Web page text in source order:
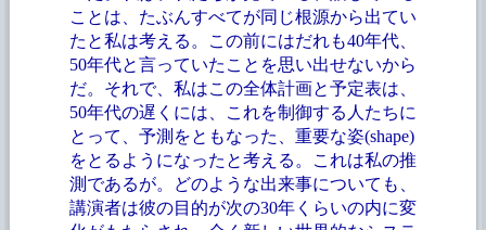
ことは、たぶんすべてが同じ根源から出てい
たと私は考える。この前にはだれも40年代、
50年代と言っていたことを思い出せないから
だ。それで、私はこの全体計画と予定表は、
50年代の遅くには、これを制御する人たちに
とって、予測をともなった、重要な姿(shape)
をとるようになったと考える。これは私の推
測であるが。どのような出来事についても、
講演者は彼の目的が次の30年くらいの内に変